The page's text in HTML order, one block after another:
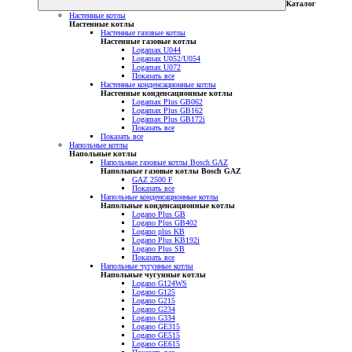
Каталог
Настенные котлы
Настенные котлы
Настенные газовые котлы
Настенные газовые котлы
Logamax U044
Logamax U052/U054
Logamax U072
Показать все
Настенные конденсационные котлы
Настенные конденсационные котлы
Logamax Plus GB062
Logamax Plus GB162
Logamax Plus GB172i
Показать все
Показать все
Напольные котлы
Напольные котлы
Напольные газовые котлы Bosch GAZ
Напольные газовые котлы Bosch GAZ
GAZ 2500 F
Показать все
Напольные конденсационные котлы
Напольные конденсационные котлы
Logano Plus GB
Logano Plus GB402
Logano plus KB
Logano Plus KB192i
Logano Plus SB
Показать все
Напольные чугунные котлы
Напольные чугунные котлы
Logano G124WS
Logano G125
Logano G215
Logano G234
Logano G334
Logano GE315
Logano GE515
Logano GE615